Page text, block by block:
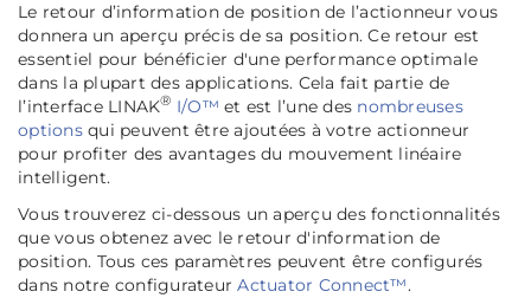
Le retour d’information de positionde l’actionneur vous
donnera un aperçu précis de sa position. Ce retour est
essentiel pour bénéficier d'une performance optimale
dans la plupart des applications. Cela fait partie de
l’interface LINAK® I/O™ et est l’une des nombreuses
options qui peuvent être ajoutées à votre actionneur
pour profiter des avantages du mouvement linéaire
intelligent.
Vous trouverez ci-dessous un aperçu des fonctionnalités
que vous obtenez avec le retour d'information de
position. Tous ces paramètres peuvent être configurés
dans notre configurateurActuator Connect™.